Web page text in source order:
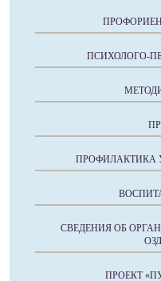
ПСИХОЛОГО-
ПРОФИЛАКТИКА
СВЕДЕНИЯ ОБ
ПРОЕКТ